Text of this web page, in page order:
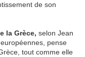
de son
la Grèce, selon Jean
pense
tout comme elle